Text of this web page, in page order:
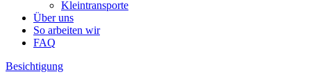
Kleintransporte
Über uns
So arbeiten wir
FAQ
Besichtigung